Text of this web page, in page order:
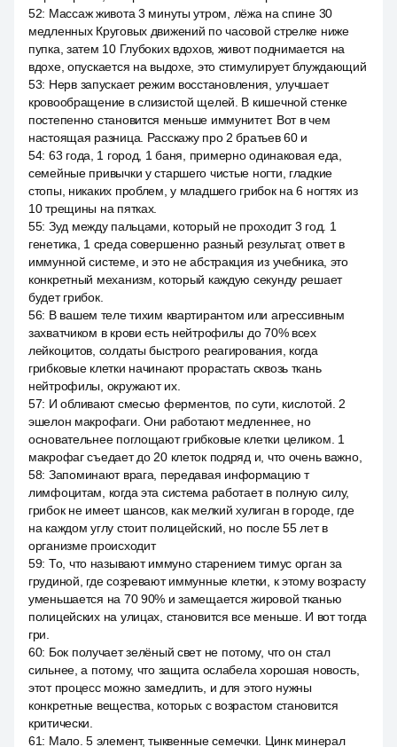
52: Массаж живота 3 минуты утром, лёжа на спине 30
медленных Круговых движений по часовой стрелке ниже
пупка, затем 10 Глубоких вдохов, живот поднимается на
вдохе, опускается на выдохе, это стимулирует блуждающий
53: Нерв запускает режим восстановления, улучшает
кровообращение в слизистой щелей. В кишечной стенке
постепенно становится меньше иммунитет. Вот в чем
настоящая разница. Расскажу про 2 братьев 60 и
54: 63 года, 1 город, 1 баня, примерно одинаковая еда,
семейные привычки у старшего чистые ногти, гладкие
стопы, никаких проблем, у младшего грибок на 6 ногтях из
10 трещины на пятках.
55: Зуд между пальцами, который не проходит 3 год. 1
генетика, 1 среда совершенно разный результат, ответ в
иммунной системе, и это не абстракция из учебника, это
конкретный механизм, который каждую секунду решает
будет грибок.
56: В вашем теле тихим квартирантом или агрессивным
захватчиком в крови есть нейтрофилы до 70% всех
лейкоцитов, солдаты быстрого реагирования, когда
грибковые клетки начинают прорастать сквозь ткань
нейтрофилы, окружают их.
57: И обливают смесью ферментов, по сути, кислотой. 2
эшелон макрофаги. Они работают медленнее, но
основательнее поглощают грибковые клетки целиком. 1
макрофаг съедает до 20 клеток подряд и, что очень важно,
58: Запоминают врага, передавая информацию т
лимфоцитам, когда эта система работает в полную силу,
грибок не имеет шансов, как мелкий хулиган в городе, где
на каждом углу стоит полицейский, но после 55 лет в
организме происходит
59: То, что называют иммуно старением тимус орган за
грудиной, где созревают иммунные клетки, к этому возрасту
уменьшается на 70 90% и замещается жировой тканью
полицейских на улицах, становится все меньше. И вот тогда
гри.
60: Бок получает зелёный свет не потому, что он стал
сильнее, а потому, что защита ослабела хорошая новость,
этот процесс можно замедлить, и для этого нужны
конкретные вещества, которых с возрастом становится
критически.
61: Мало. 5 элемент, тыквенные семечки. Цинк минерал